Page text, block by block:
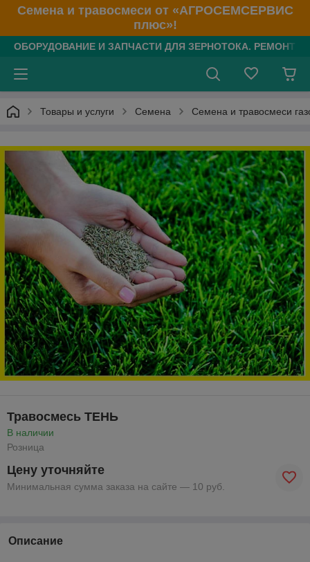
Семена и травосмеси от «АГРОСЕМСЕРВИС
плюс»!
ОБОРУДОВАНИЕ И ЗАПЧАСТИ ДЛЯ ЗЕРНОТОКА. РЕМОНТ
Товары и услуги Семена Семена и травосмеси
Травосмесь ТЕНЬ
В наличии
Розница
Цену уточняйте
Минимальная сумма заказа на сайте — 10 руб.
Описание